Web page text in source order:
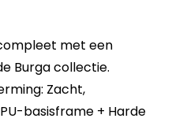
met een
Burga collectie.
Zacht,
basisframe + Harde